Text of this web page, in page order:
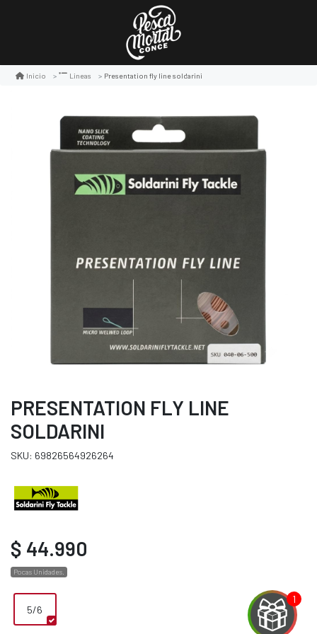
Inicio Lineas Presentation fly line soldarini
PRESENTATION FLY LINE
SOLDARINI
SKU: 69826564926264
$ 44.990
Pocas Unidades.
5/6